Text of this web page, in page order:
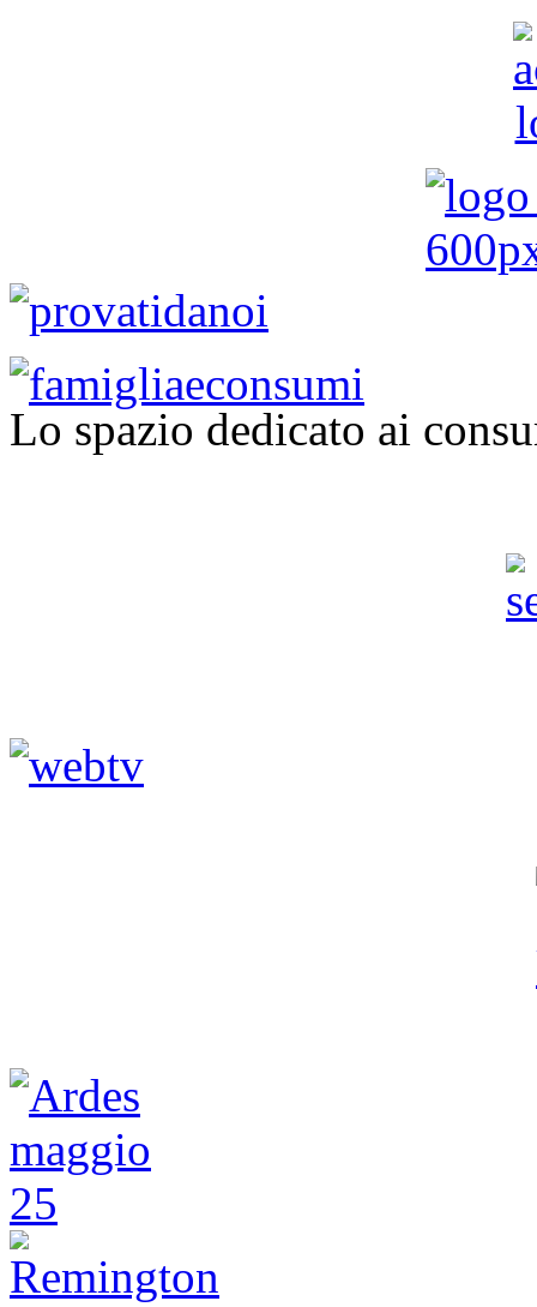
Lo spazio dedicato ai